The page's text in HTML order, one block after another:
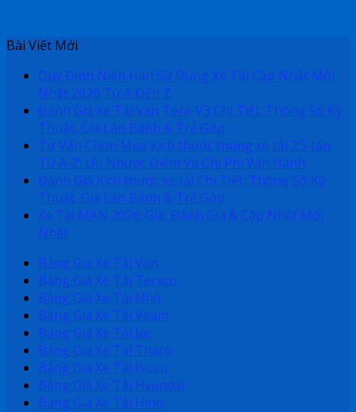
Bài Viết Mới
Quy Định Niên Hạn Sử Dụng Xe Tải Cập Nhật Mới
Nhất 2026 Từ A Đến Z
Đánh Giá Xe Tải Van Tera-V3 Chi Tiết: Thông Số Kỹ
Thuật, Giá Lăn Bánh & Trả Góp
Tư Vấn Chọn Mua Kích thước thùng xe tải 2.5 tấn
Từ A-Z: Ưu Nhược Điểm Và Chi Phí Vận Hành
Đánh Giá Kích thước xe tải Chi Tiết: Thông Số Kỹ
Thuật, Giá Lăn Bánh & Trả Góp
Xe Tải MAN 2026: Giá, Đánh Giá & Cập Nhật Mới
Nhất
Bảng Giá Xe Tải Van
Bảng Giá Xe Tải Teraco
Bảng Giá Xe Tải Nhỏ
Bảng Giá Xe Tải Veam
Bảng Giá Xe Tải Jac
Bảng Giá Xe Tải Thaco
Bảng Giá Xe Tải Isuzu
Bảng Giá Xe Tải Hyundai
Bảng Giá Xe Tải Hino